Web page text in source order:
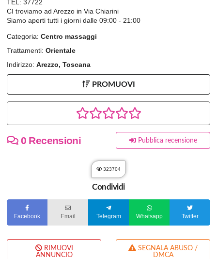
TEL: 37722
CI troviamo ad Arezzo in Via Chiarini
Siamo aperti tutti i giorni dalle 09:00 - 21:00
Categoria: Centro massaggi
Trattamenti: Orientale
Indirizzo: Arezzo, Toscana
PROMUOVI
0 Recensioni Pubblica recensione
323704
Condividi
Facebook Email Telegram Whatsapp Twitter
RIMUOVI
ANNUNCIO
DMCA